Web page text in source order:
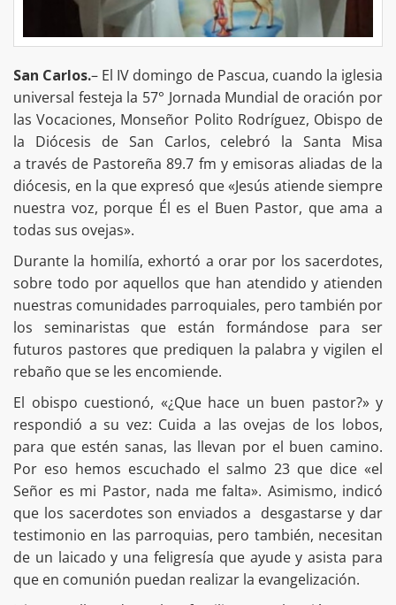
San Carlos.– El IV domingo de Pascua, cuando la iglesia
universal festeja la 57° Jornada Mundial de oración por
las Vocaciones, Monseñor Polito Rodríguez, Obispo de
la Diócesis de San Carlos, celebró la Santa Misa
a través de Pastoreña 89.7 fm y emisoras aliadas de la
diócesis, en la que expresó que «Jesús atiende siempre
nuestra voz, porque Él es el Buen Pastor, que ama a
todas sus ovejas».
Durante la homilía, exhortó a orar por los sacerdotes,
sobre todo por aquellos que han atendido y atienden
nuestras comunidades parroquiales, pero también por
los seminaristas que están formándose para ser
futuros pastores que prediquen la palabra y vigilen el
rebaño que se les encomiende.
El obispo cuestionó, «¿Que hace un buen pastor?» y
respondió a su vez: Cuida a las ovejas de los lobos,
para que estén sanas, las llevan por el buen camino.
Por eso hemos escuchado el salmo 23 que dice «el
Señor es mi Pastor, nada me falta». Asimismo, indicó
que los sacerdotes son enviados a desgastarse y dar
testimonio en las parroquias, pero también, necesitan
de un laicado y una feligresía que ayude y asista para
que en comunión puedan realizar la evangelización.